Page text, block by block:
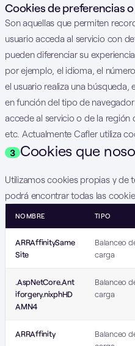
Cookies de preferencias
Son aquellas que permiten
usuario acceda al servicio con
pueden diferenciar su
por ejemplo, el idioma, el
el usuario realiza una
en función del tipo de
accede al servicio o de la región
etc. Actualmente Cafler utiliza
3 Cookies que
Utilizamos cookies propias y de
podrá encontrar todas las
NOMBRE TIPO
ARRAffinitySame
Site
Balanceo
carga
.AspNetCore.Ant
iforgery.nixphHD
AMN4
Balanceo
carga
ARRAffinity
Balanceo